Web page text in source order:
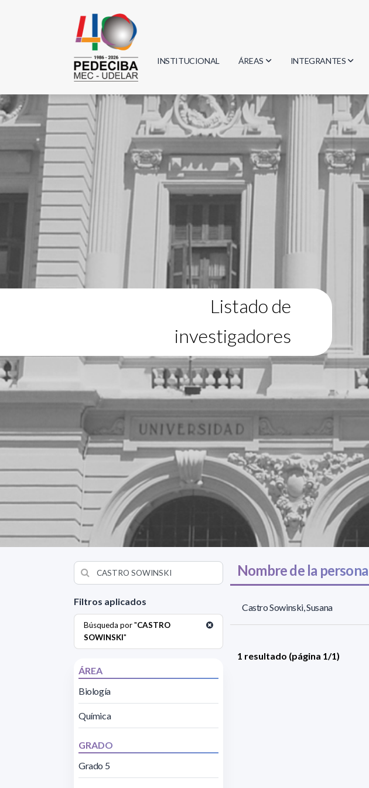
INSTITUCIONAL ÁREAS
Biología
Física
Geociencias
Informática
Matemática
INTEGRANTES
Investigadores
Estudiantes
Egresados
Listado de
investigadores
Filtros aplicados
Búsqueda por "CASTRO
SOWINSKI"
ÁREA
Biología
Química
GRADO
Grado 5
Nombre de la persona
Castro Sowinski, Susana
1 resultado (página 1/1)